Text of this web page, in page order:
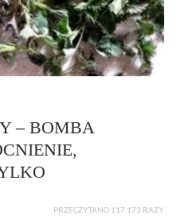
– BOMBA
PRZECZYTANO 117 173 RAZY